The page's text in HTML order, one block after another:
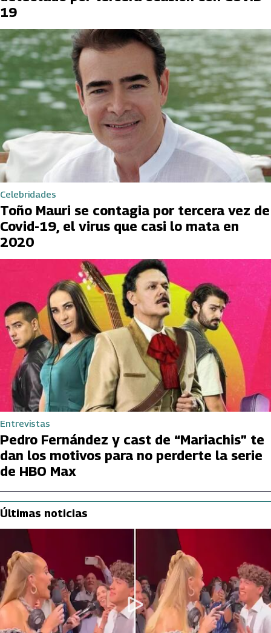
19
Celebridades
Toño Mauri se contagia por tercera vez de
Covid-19, el virus que casi lo mata en
2020
Entrevistas
Pedro Fernández y cast de “Mariachis” te
dan los motivos para no perderte la serie
de HBO Max
Últimas noticias